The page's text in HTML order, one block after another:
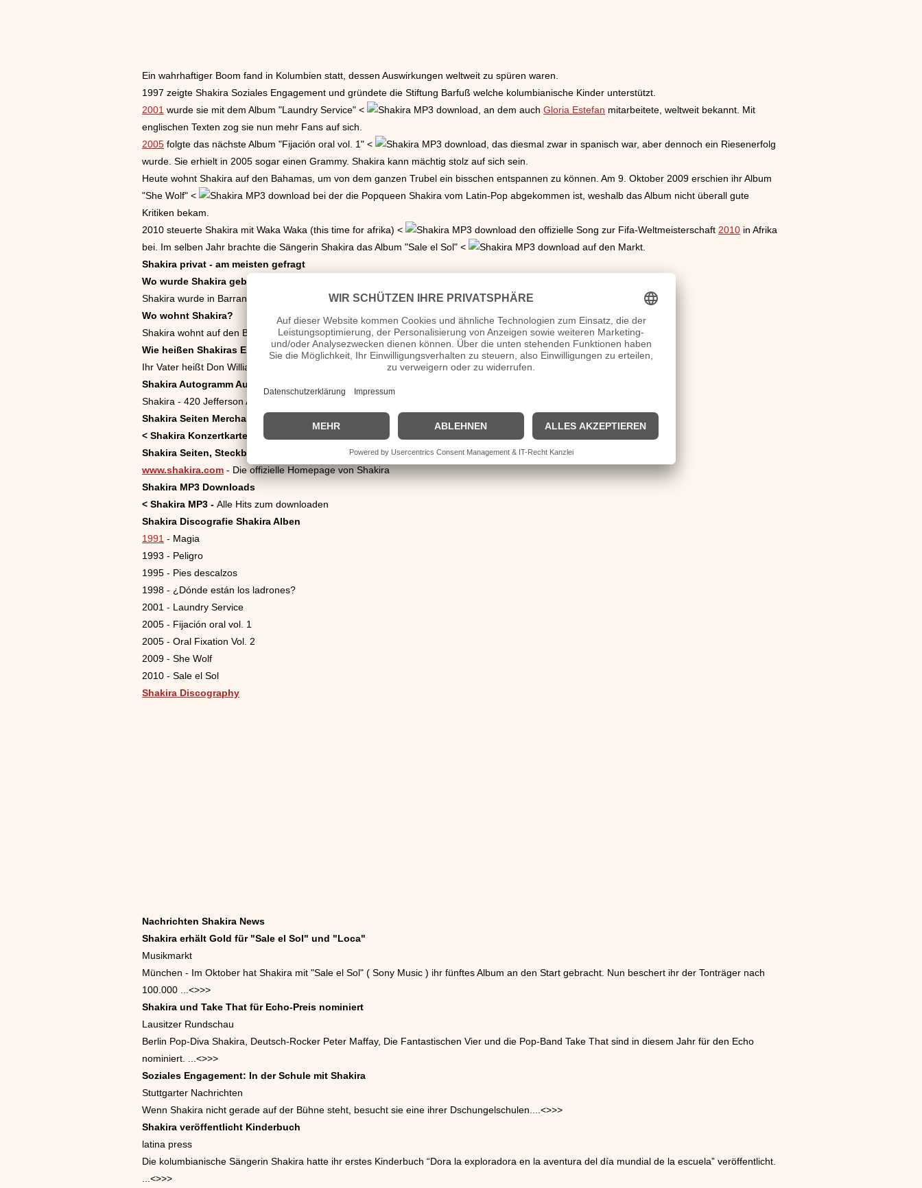
Ein wahrhaftiger Boom fand in Kolumbien statt, dessen Auswirkungen weltweit zu spüren waren.
1997 zeigte Shakira Soziales Engagement und gründete die Stiftung Barfuß welche kolumbianische Kinder unterstützt.
2001 wurde sie mit dem Album "Laundry Service" < , an dem auch Gloria Estefan mitarbeitete, weltweit bekannt. Mit
englischen Texten zog sie nun mehr Fans auf sich.
2005 folgte das nächste Album "Fijación oral vol. 1" <
, das diesmal zwar in spanisch war, aber dennoch ein Riesenerfolg
wurde. Sie erhielt in 2005 sogar einen Grammy. Shakira kann mächtig stolz auf sich sein.
Heute wohnt Shakira auf den Bahamas, um von dem ganzen Trubel ein bisschen entspannen zu können. Am 9. Oktober 2009 erschien ihr Album
"She Wolf" <
bei der die Popqueen Shakira vom Latin-Pop abgekommen ist, weshalb das Album nicht überall gute
Kritiken bekam.
2010 steuerte Shakira mit Waka Waka (this time for afrika) <
den offizielle Song zur Fifa-Weltmeisterschaft 2010 in Afrika
bei. Im selben Jahr brachte die Sängerin Shakira das Album "Sale el Sol" <
auf den Markt.
Shakira privat - am meisten gefragt
Wo wurde Shakira geboren?
Shakira wurde in Barranquilla, einer Hauptstadt der Provinz Atlántico in Kolumbien geboren.
Wo wohnt Shakira?
Shakira wohnt auf den Bahamas.
Wie heißen Shakiras Eltern?
Ihr Vater heißt Don William Mebarak Chadid, Ihre Mutter heißt Nidia del Carmen Ripoll Torrado.
Shakira Autogramm Autogrammadresse
Shakira - 420 Jefferson Ave - Miami Beach - FL 33132
Shakira Seiten Merchandising etc.
< Shakira Konzertkarten - Shakira Konzert Tickets bestellen
Shakira Seiten, Steckbrief etc.
www.shakira.com - Die offizielle Homepage von Shakira
Shakira MP3 Downloads
< Shakira MP3 - Alle Hits zum downloaden
Shakira Discografie Shakira Alben
1991 - Magia
1993 - Peligro
1995 - Pies descalzos
1998 - ¿Dónde están los ladrones?
2001 - Laundry Service
2005 - Fijación oral vol. 1
2005 - Oral Fixation Vol. 2
2009 - She Wolf
2010 - Sale el Sol
Shakira Discography
Nachrichten Shakira News
Shakira erhält Gold für "Sale el Sol" und "Loca"
Musikmarkt
München - Im Oktober hat Shakira mit "Sale el Sol" ( Sony Music ) ihr fünftes Album an den Start gebracht. Nun beschert ihr der Tonträger nach
100.000 ...<>>>
Shakira und Take That für Echo-Preis nominiert
Lausitzer Rundschau
Berlin Pop-Diva Shakira, Deutsch-Rocker Peter Maffay, Die Fantastischen Vier und die Pop-Band Take That sind in diesem Jahr für den Echo
nominiert. ...<>>>
Soziales Engagement: In der Schule mit Shakira
Stuttgarter Nachrichten
Wenn Shakira nicht gerade auf der Bühne steht, besucht sie eine ihrer Dschungelschulen....<>>>
Shakira veröffentlicht Kinderbuch
latina press
Die kolumbianische Sängerin Shakira hatte ihr erstes Kinderbuch “Dora la exploradora en la aventura del día mundial de la escuela” veröffentlicht.
...<>>>